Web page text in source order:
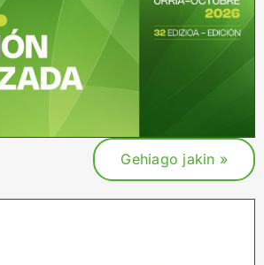
Gehiago jakin »